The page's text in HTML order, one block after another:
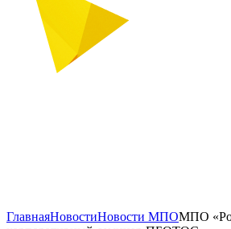
ГлавнаяНовостиНовости МПОМПО